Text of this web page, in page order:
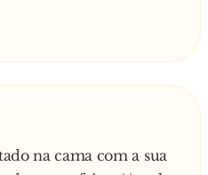
cientista aceita e
já neste mesmo dia.
chegaram ao
ficou sentado no
na cama com a sua